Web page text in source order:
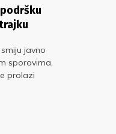
javno
sporovima,
prolazi